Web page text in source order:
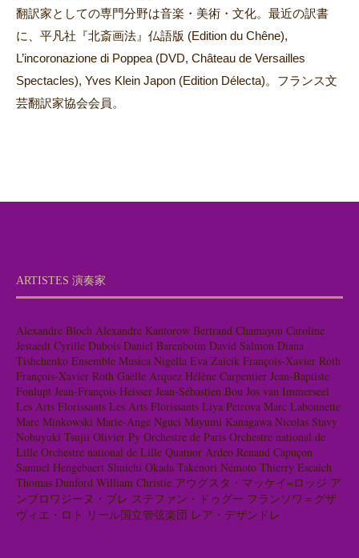
翻訳家としての専門分野は音楽・美術・文化。最近の訳書
に、平凡社『北斎画法』仏語版 (Edition du Chêne),
L’incoronazione di Poppea (DVD, Château de Versailles
Spectacles), Yves Klein Japon (Edition Délecta)。フランス文
芸翻訳家協会会員。
ARTISTES 演奏家
Alexandre Bloch Alexandre Kantorow Bertrand Chamayou Caroline
Jestaedt Cyrille Dubois Daniel Barenboim David Salmon Diana
Tishchenko Ensemble Musica Nigella Eva Zaïcik François-Xavier Roth
François-Xavier Roth Gaëlle Arquez Hélène Carpentier Jean-Baptiste
Fonlupt Jean-François Heisser Jean-Sébastien Bou Jos van Immerseel
Les Arts Florissants Les Arts Florissants Liya Petrova Marc Labonnette
Marc Minkowski Marie-Ange Nguci Mayumi Kanagawa Nicolas Stavy
Nobuyuki Tsujii Olivier Py Orchestre de Paris Orchestre national de
Lille Orchestre national de Lille Quatuor Ardeo Renaud Capuçon
Samuel Hengebaert Shuichi Okada Takénori Némoto Thierry Escaich
Thomas Dunford William Christie アウグスタ・マッケイ=ロッジ ア
ンブロワジーヌ・ブレ ステファン・ドゥグー フランソワ＝グザ
ヴィエ・ロト リール国立管弦楽団 レア・デザンドレ